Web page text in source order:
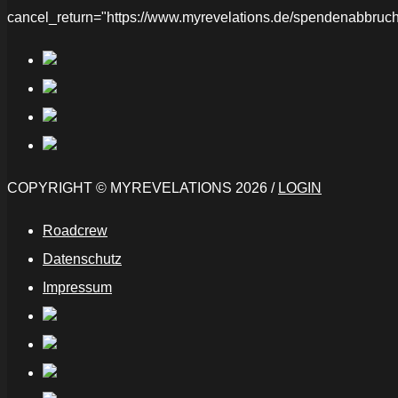
cancel_return="https://www.myrevelations.de/
COPYRIGHT © MYREVELATIONS 2026 / LOGIN
Roadcrew
Datenschutz
Impressum